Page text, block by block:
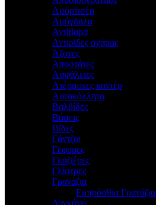
Αμορτισέρ
Αμύγδαλα
Αντίβαρα
Αντιρίδες σχάρας
Άξονες
Αποστάτες
Ασφάλειες
Ατέρμονες κοντέρ
Αυτοκόλλητα
Βαλβίδες
Βάσεις
Βίδες
Γάντζοι
Γέφυρες
Γκαζιέρες
Γλίστρες
Γρανάζια
Εμπρόσθια Γρανάζια
Δαγκάνες